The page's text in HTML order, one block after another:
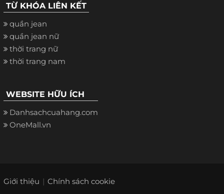
TỪ KHÓA LIÊN KẾT
quần jean
quần jean nữ
thời trang nữ
thời trang nam
WEBSITE HỮU ÍCH
Danhsachcuahang.com
OneMall.vn
Giới thiệu Chính sách cookie